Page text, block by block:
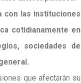
con las instituciones
cotidianamente en
sociedades de
que afectarán su